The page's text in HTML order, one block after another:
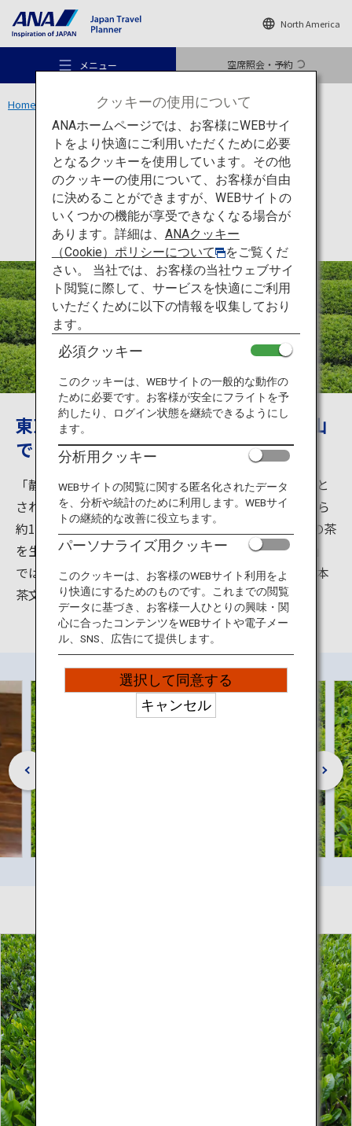
North America
メニュー 空席照会・予約
おすすめの旅
旅のアイデア
行き先
旅のお役立ち情報
ANA サービス
Home 関東エリア 味の狭山茶 宮野園
体験 埼玉
味の狭山茶 宮野園
東京から一番近い日本三大茶産地・狭山
で日本茶体験
「静岡茶」「宇治茶」と並んで「日本三大茶」の一つと
されている「狭山茶」の産地、埼玉県狭山市は東京から
約1時間。市内には、多くの茶工場があり、こだわりの茶
を生産・販売しています。その中のひとつ、「宮野園」
では、様々な体験メニューを通じて、「狭山茶」「日本
茶文化」を楽しむことができます。
クッキーの使用について
ANAホームページでは、お客様にWEBサイ
トをより快適にご利用いただくために必要
となるクッキーを使用しています。その他
のクッキーの使用について、お客様が自由
に決めることができますが、WEBサイトの
いくつかの機能が享受できなくなる場合が
あります。詳細は、 ANAクッキー
（Cookie）ポリシーについて
をご覧くだ
さい。 当社では、お客様の当社ウェブサイ
ト閲覧に際して、サービスを快適にご利用
いただくために以下の情報を収集しており
ます。
必須クッキー
このクッキーは、WEBサイトの一般的な動作の
ために必要です。お客様が安全にフライトを予
約したり、ログイン状態を継続できるようにし
ます。
分析用クッキー
WEBサイトの閲覧に関する匿名化されたデータ
を、分析や統計のために利用します。WEBサイ
トの継続的な改善に役立ちます。
パーソナライズ用クッキー
このクッキーは、お客様のWEBサイト利用をよ
り快適にするためのものです。これまでの閲覧
データに基づき、お客様一人ひとりの興味・関
心に合ったコンテンツをWEBサイトや電子メー
ル、SNS、広告にて提供します。
選択して同意する
キャンセル